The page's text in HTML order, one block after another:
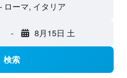
ローマ, イタリア
- 8月15日 土
検索